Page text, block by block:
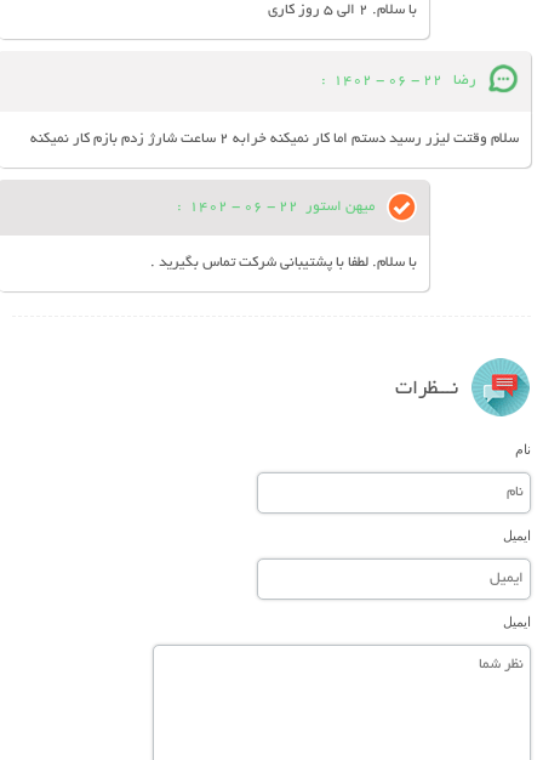
با سلام. 2 الی 5 روز کاری
رضا 22 - 06 - 1402
:
سلام وقتت لیزر رسید دستم اما کار نمیکنه خرابه 2 ساعت شارژ زدم بازم کار نمیکنه
میهن استور 22 - 06 - 1402
:
با سلام. لطفا با پشتیبانی شرکت تماس بگیرید .
نـــظرات
نام
ایمیل
ایمیل